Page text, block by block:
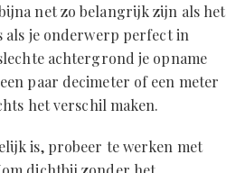
net zo belangrijk zijn als het
als je onderwerp perfect in
achtergrond je opname
paar decimeter of een meter
het verschil maken.
is, probeer te werken met